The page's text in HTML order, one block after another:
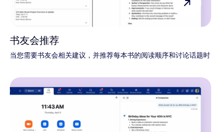
书友会推荐
当您需要书友会相关建议，并推荐每本书的阅读顺序和讨论话题时